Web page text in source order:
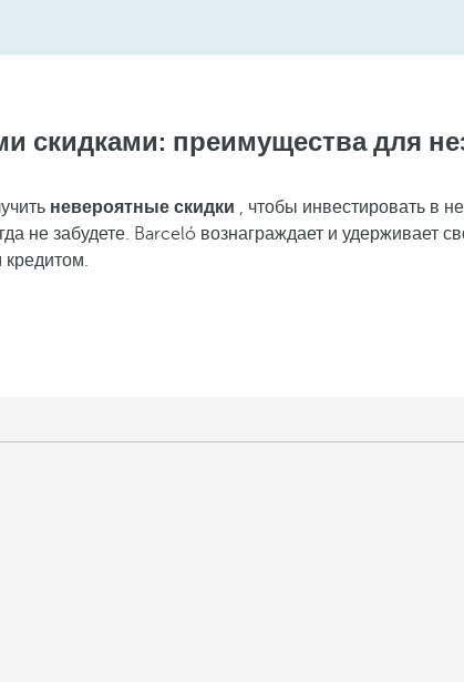
скидками: преимущества для
невероятные скидки , чтобы инвестировать в
не забудете. Barceló вознаграждает и удерживает
кредитом.